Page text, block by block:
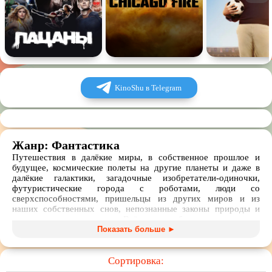
KinoShu в Telegram
Жанр: Фантастика
Путешествия в далёкие миры, в собственное прошлое и
будущее, космические полеты на другие планеты и даже в
далёкие галактики, загадочные изобретатели-одиночки,
футуристические города с роботами, люди со
сверхспособностями, пришельцы из других миров и из
наших собственных снов, непознанные законы природы и
«фантастика»: сюжет строится на явлении, не существующем
Фантастические фильмы, сериалы, мультфильмы и аниме
могут быть и философскими, и чисто развлекательными.
Показать больше ►
Сортировка: